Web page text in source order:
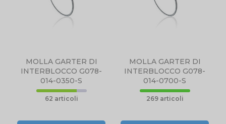
MOLLA GARTER DI
INTERBLOCCO G078-
014-0350-S
62 articoli
MOLLA GARTER DI
INTERBLOCCO G078-
014-0700-S
269 articoli